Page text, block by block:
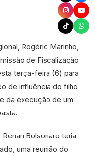
Rogério Marinho,
de Fiscalização
terça-feira (6) para
de influência do filho
da execução de um
Bolsonaro teria
uma reunião do